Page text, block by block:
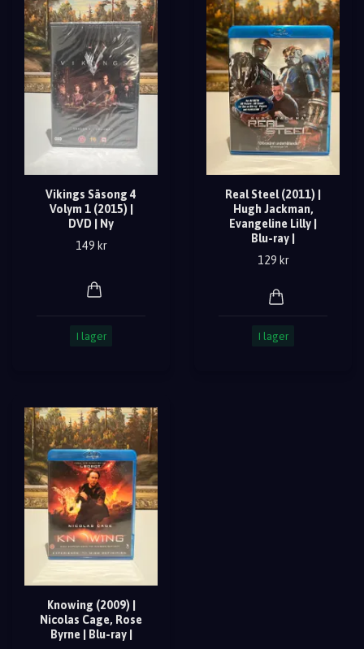
Vikings Säsong 4
Volym 1 (2015) |
DVD | Ny
149 kr
I lager
Real Steel (2011) |
Hugh Jackman,
Evangeline Lilly |
Blu-ray |
129 kr
I lager
Knowing (2009) |
Nicolas Cage, Rose
Byrne | Blu-ray |